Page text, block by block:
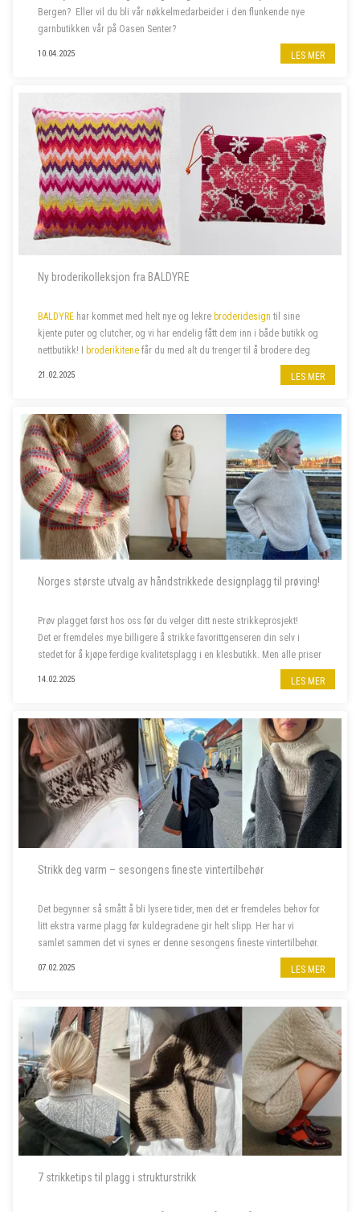
Bergen? Eller vil du bli vår nøkkelmedarbeider i den flunkende nye
garnbutikken vår på Oasen Senter?
Vi søker to nye butikkmedarbeidere i 100 % stilling, og lørdagshjelp til
10.04.2025 LES MER
Ny broderikolleksjon fra BALDYRE
BALDYRE har kommet med helt nye og lekre broderidesign til sine
kjente puter og clutcher, og vi har endelig fått dem inn i både butikk og
nettbutikk! I broderikitene får du med alt du trenger til å brodere deg
21.02.2025 LES MER
Norges største utvalg av håndstrikkede designplagg til prøving!
Prøv plagget først hos oss før du velger ditt neste strikkeprosjekt!
Det er fremdeles mye billigere å strikke favorittgenseren din selv i
stedet for å kjøpe ferdige kvalitetsplagg i en klesbutikk. Men alle priser
14.02.2025 LES MER
Strikk deg varm – sesongens fineste vintertilbehør
Det begynner så smått å bli lysere tider, men det er fremdeles behov for
litt ekstra varme plagg før kuldegradene gir helt slipp. Her har vi
samlet sammen det vi synes er denne sesongens fineste vintertilbehør.
07.02.2025 LES MER
7 strikketips til plagg i strukturstrikk